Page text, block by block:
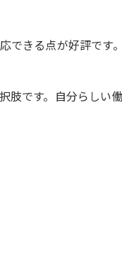
できる点が好評です
肢です。自分らしい